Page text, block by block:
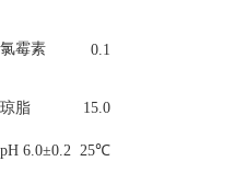
氯霉素 0.1
琼脂 15.0
pH 6.0±0.2 25℃